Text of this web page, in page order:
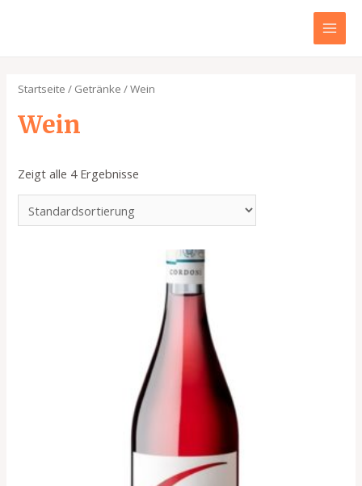
Startseite / Getränke / Wein
Wein
Zeigt alle 4 Ergebnisse